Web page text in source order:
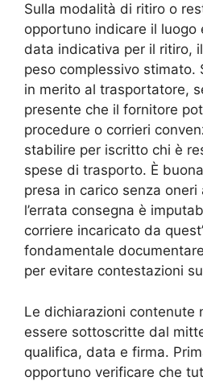
Sulla modalità di ritiro o
opportuno indicare il luogo
data indicativa per il ritiro,
peso complessivo stimato.
in merito al trasportatore,
presente che il fornitore
procedure o corrieri
stabilire per iscritto chi è
spese di trasporto. È
presa in carico senza oneri
l’errata consegna è
corriere incaricato da
fondamentale
per evitare contestazioni
Le dichiarazioni contenute
essere sottoscritte dal
qualifica, data e firma.
opportuno verificare che